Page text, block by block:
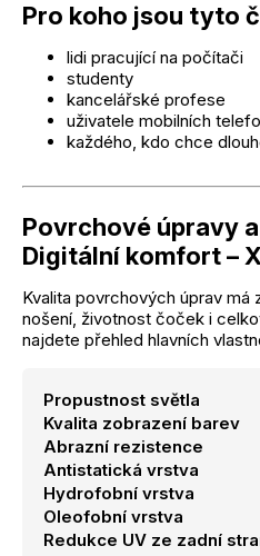
Pro koho jsou tyto
lidi pracující na počítači
studenty
kancelářské profese
uživatele mobilních
každého, kdo chce
Povrchové úpravy
Digitální komfort –
Kvalita povrchových úprav má
nošení, životnost čoček i
najdete přehled hlavních
Propustnost světla
Kvalita zobrazení barev
Abrazní rezistence
Antistatická vrstva
Hydrofobní vrstva
Oleofobní vrstva
Redukce UV ze zadní